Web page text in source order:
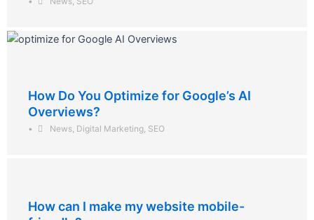
How Do You Optimize for Google’s AI
Overviews?
• News, Digital Marketing, SEO
How can I make my website mobile-